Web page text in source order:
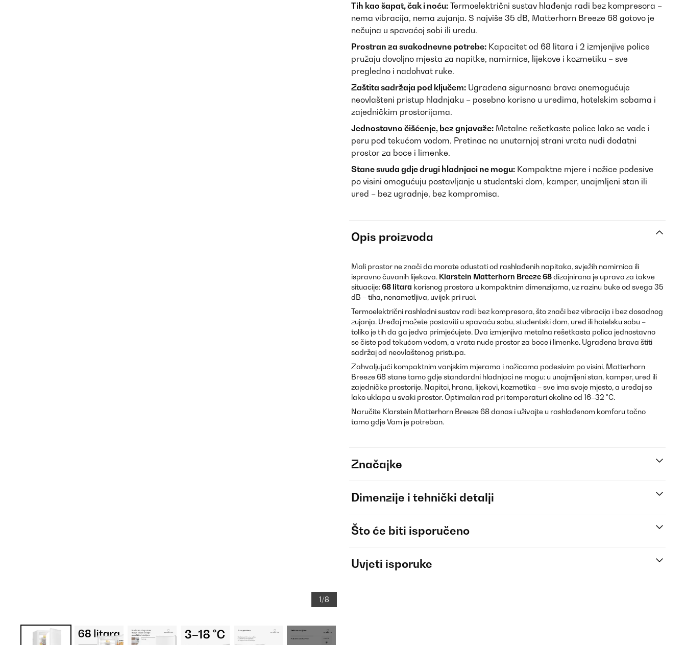
1/8
Tih kao šapat, čak i noću: Termoelektrični sustav hlađenja radi bez kompresora –
nema vibracija, nema zujanja. S najviše 35 dB, Matterhorn Breeze 68 gotovo je
nečujna u spavaćoj sobi ili uredu.
Prostran za svakodnevne potrebe: Kapacitet od 68 litara i 2 izmjenjive police
pružaju dovoljno mjesta za napitke, namirnice, lijekove i kozmetiku – sve
pregledno i nadohvat ruke.
Zaštita sadržaja pod ključem: Ugrađena sigurnosna brava onemogućuje
neovlašteni pristup hladnjaku – posebno korisno u uredima, hotelskim sobama i
zajedničkim prostorijama.
Jednostavno čišćenje, bez gnjavaže: Metalne rešetkaste police lako se vade i
peru pod tekućom vodom. Pretinac na unutarnjoj strani vrata nudi dodatni
prostor za boce i limenke.
Stane svuda gdje drugi hladnjaci ne mogu: Kompaktne mjere i nožice podesive
po visini omogućuju postavljanje u studentski dom, kamper, unajmljeni stan ili
ured – bez ugradnje, bez kompromisa.
Opis proizvoda
Mali prostor ne znači da morate odustati od rashlađenih napitaka, svježih namirnica ili
ispravno čuvanih lijekova. Klarstein Matterhorn Breeze 68dizajnirana je upravo za takve
situacije:68 litara korisnog prostora u kompaktnim dimenzijama, uz razinu buke od svega 35
dB – tiha, nenametljiva, uvijek pri ruci.
Termoelektrični rashladni sustav radi bez kompresora, što znači bez vibracija i bez dosadnog
zujanja. Uređaj možete postaviti u spavaću sobu, studentski dom, ured ili hotelsku sobu –
toliko je tih da ga jedva primjećujete. Dva izmjenjiva metalna rešetkasta polica jednostavno
se čiste pod tekućom vodom, a vrata nude prostor za boce i limenke. Ugrađena brava štiti
sadržaj od neovlaštenog pristupa.
Zahvaljujući kompaktnim vanjskim mjerama i nožicama podesivim po visini, Matterhorn
Breeze 68 stane tamo gdje standardni hladnjaci ne mogu: u unajmljeni stan, kamper, ured ili
zajedničke prostorije. Napitci, hrana, lijekovi, kozmetika – sve ima svoje mjesto, a uređaj se
lako uklapa u svaki prostor. Optimalan rad pri temperaturi okoline od 16–32 °C.
Naručite Klarstein Matterhorn Breeze 68 danas i uživajte u rashlađenom komforu točno
tamo gdje Vam je potreban.
Značajke
Dimenzije i tehnički detalji
Što će biti isporučeno
Uvjeti isporuke